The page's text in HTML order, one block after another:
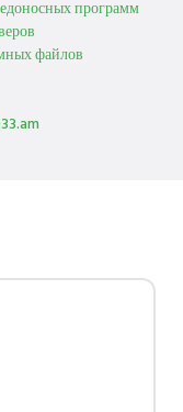
программ
файлов